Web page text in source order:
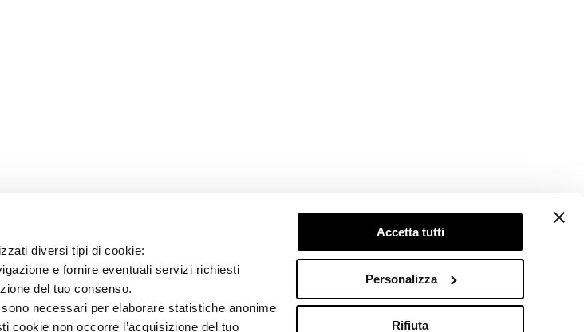
diversi tipi di cookie:
e fornire eventuali servizi richiesti
del tuo consenso.
necessari per elaborare statistiche anonime
cookie non occorre l’acquisizione del tuo
Accetta tutti
Personalizza
Rifiuta
Ti imolo App
Follow us